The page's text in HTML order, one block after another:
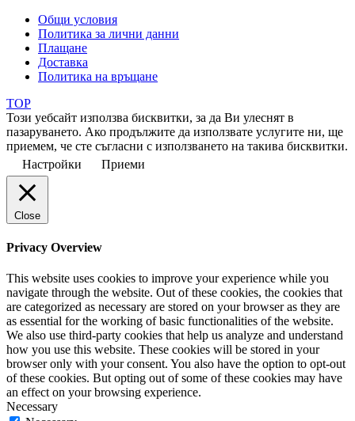
Общи условия
Политика за лични данни
Плащане
Доставка
Политика на връщане
TOP
Този уебсайт използва бисквитки, за да Ви улеснят в
пазаруването. Ако продължите да използвате услугите ни, ще
приемем, че сте съгласни с използването на такива бисквитки.
Настройки
Приеми
Close
Privacy Overview
This website uses cookies to improve your experience while you
navigate through the website. Out of these cookies, the cookies that
are categorized as necessary are stored on your browser as they are
as essential for the working of basic functionalities of the website.
We also use third-party cookies that help us analyze and understand
how you use this website. These cookies will be stored in your
browser only with your consent. You also have the option to opt-out
of these cookies. But opting out of some of these cookies may have
an effect on your browsing experience.
Necessary